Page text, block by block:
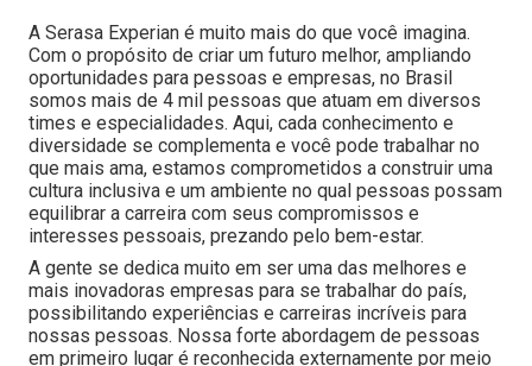
A Serasa Experian é muito mais do que você imagina.
Com o propósito de criar um futuro melhor, ampliando
oportunidades para pessoas e empresas, no Brasil
somos mais de 4 mil pessoas que atuam em diversos
times e especialidades. Aqui, cada conhecimento e
diversidade se complementa e você pode trabalhar no
que mais ama, estamos comprometidos a construir uma
cultura inclusiva e um ambiente no qual pessoas possam
equilibrar a carreira com seus compromissos e
interesses pessoais, prezando pelo bem-estar.
A gente se dedica muito em ser uma das melhores e
mais inovadoras empresas para se trabalhar do país,
possibilitando experiências e carreiras incríveis para
nossas pessoas. Nossa forte abordagem de pessoas
em primeiro lugar é reconhecida externamente por meio